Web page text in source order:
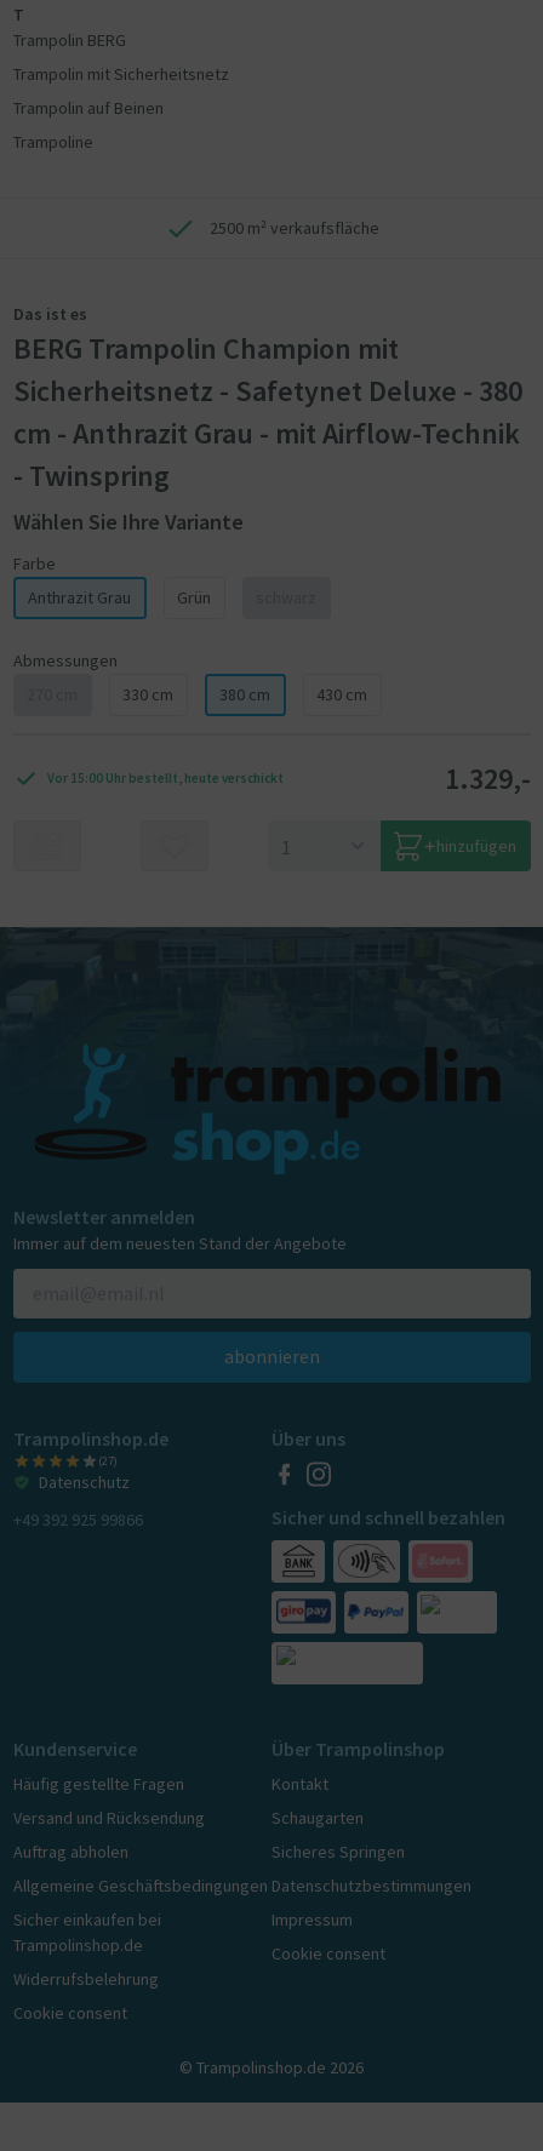
T
Trampolin BERG
Trampolin mit Sicherheitsnetz
Trampolin auf Beinen
Trampoline
2500 m² verkaufsfläche
Das ist es
BERG Trampolin Champion mit
Sicherheitsnetz - Safetynet Deluxe - 380
cm - Anthrazit Grau - mit Airflow-Technik
- Twinspring
Wählen Sie Ihre Variante
Farbe
Anthrazit Grau
Grün
Abmessungen
330 cm 380 cm 430 cm
Vor 15:00 Uhr bestellt, heute verschickt 1.329,-
hinzufügen
Newsletter anmelden
Immer auf dem neuesten Stand der Angebote
abonnieren
Trampolinshop.de
(27)
Datenschutz
+49 392 925 99866
Über uns
Sicher und schnell bezahlen
Kundenservice
Häufig gestellte Fragen
Versand und Rücksendung
Auftrag abholen
Allgemeine Geschäftsbedingungen
Sicher einkaufen bei
Trampolinshop.de
Widerrufsbelehrung
Cookie consent
Über Trampolinshop
Kontakt
Schaugarten
Sicheres Springen
Datenschutzbestimmungen
Impressum
Cookie consent
© Trampolinshop.de 2026